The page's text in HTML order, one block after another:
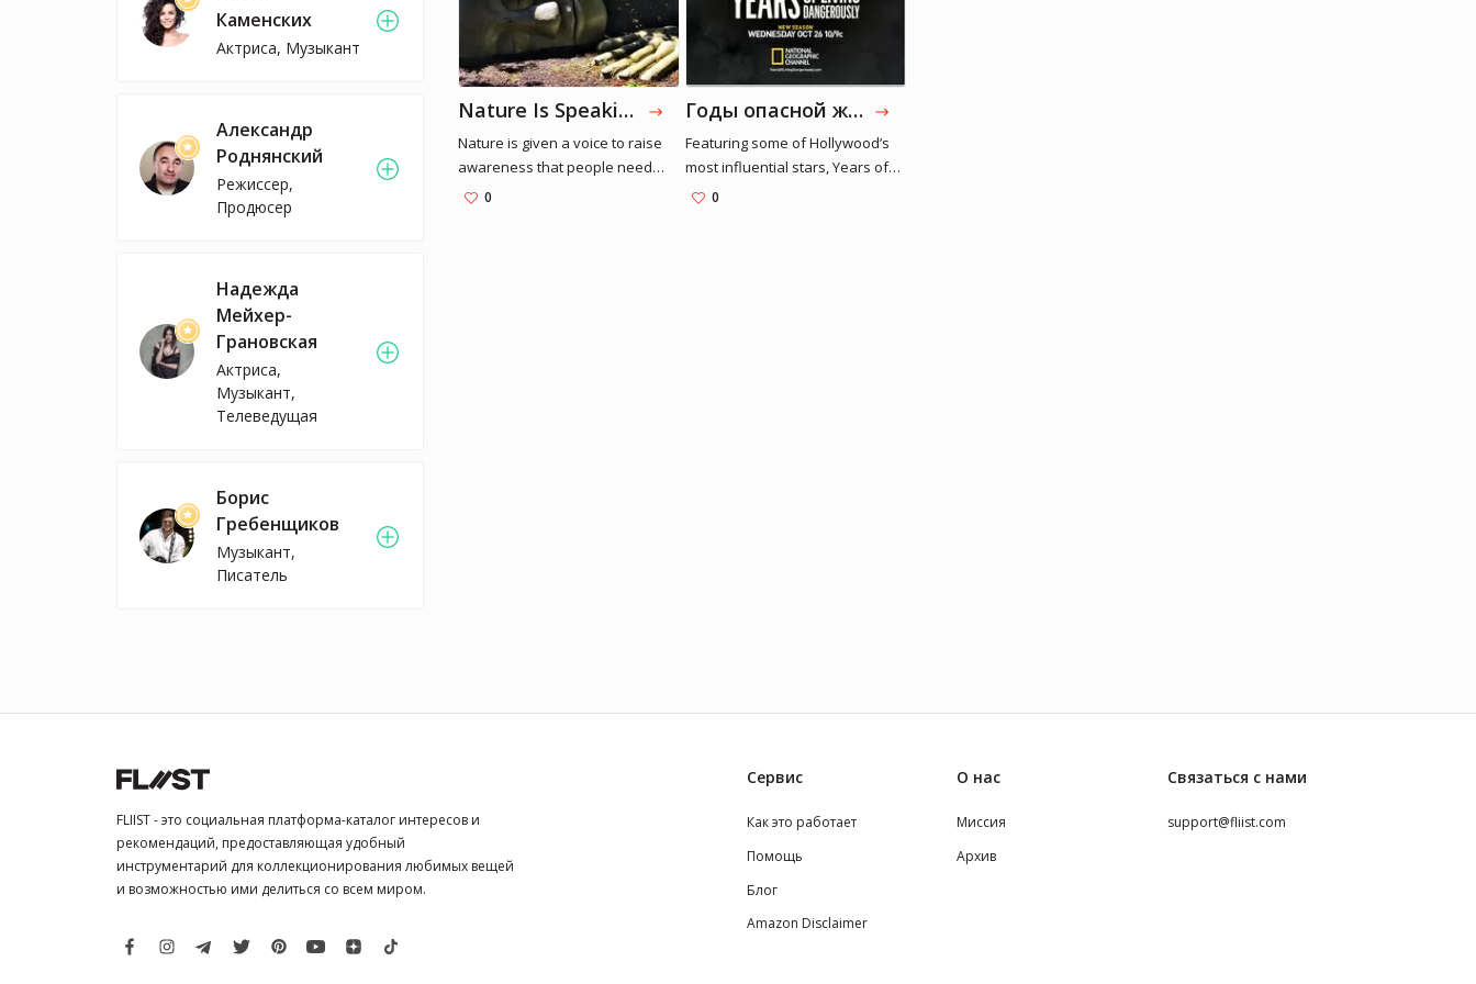
Каменских
Актриса, Музыкант
Александр
Роднянский
Режиссер,
Продюсер
Надежда
Мейхер-
Грановская
Актриса,
Музыкант,
Телеведущая
Борис
Гребенщиков
Музыкант,
Писатель
Nature Is Speaking
Nature is given a voice to raise
awareness that people need
nature in order to survive.
0
Годы опасной жизни
Featuring some of Hollywood’s
most influential stars, Years of
Living Dangerously reveals
0
FLIIST - это социальная платформа-каталог интересов и
рекомендаций, предоставляющая удобный
инструментарий для коллекционирования любимых вещей
и возможностью ими делиться со всем миром.
Сервис
Как это работает
Помощь
Блог
Amazon Disclaimer
О нас
Миссия
Архив
Связаться с нами
support@fliist.com